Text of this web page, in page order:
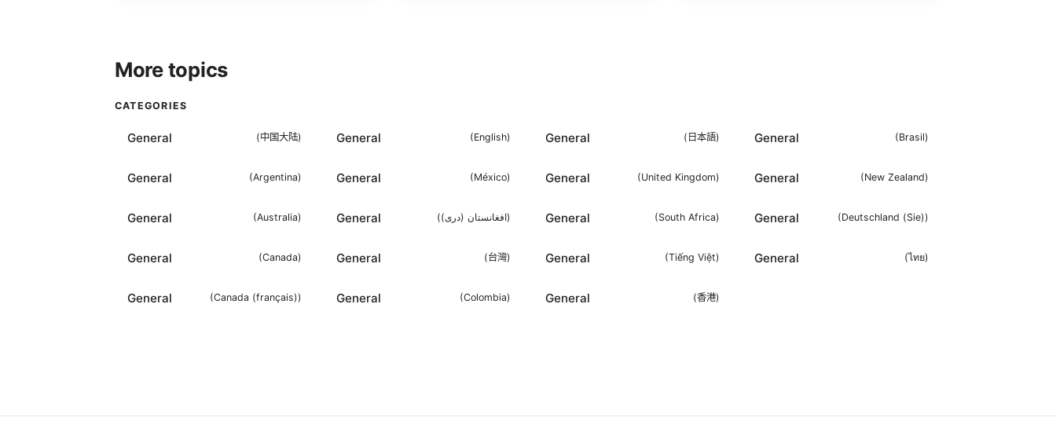
More topics
CATEGORIES
General (中国大陆) General (English) General ( 日本語) General (Brasil)
General (Argentina) General (México) General (United Kingdom) General (New Zealand)
General (Australia) General (افغانستان (دری)) General (South Africa) General (Deutschland (Sie))
General (Canada) General (台灣) General (Tiếng Việt) General (ไทย)
General (Canada (français)) General (Colombia) General (香港)